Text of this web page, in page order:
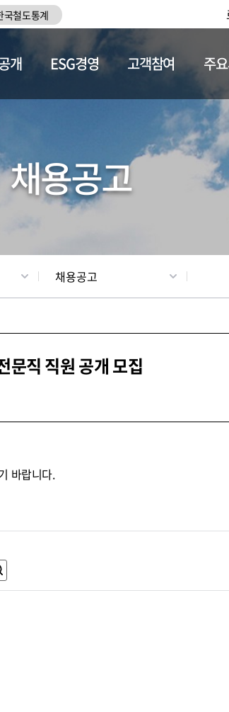
국철도통계
채용정보
개 ESG경영 고객참여 주
채용공고
채용공고
문직 직원 공개 모집
바랍니다.